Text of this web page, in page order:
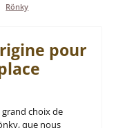
Rönky
pour
choix de
que nous